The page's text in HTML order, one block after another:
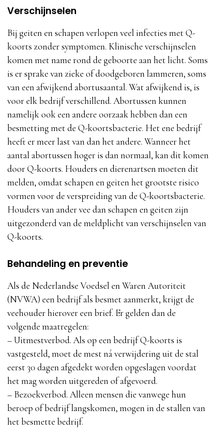
Verschijnselen
Bij geiten en schapen verlopen veel infecties met Q-
koorts zonder symptomen. Klinische verschijnselen
komen met name rond de geboorte aan het licht. Soms
is er sprake van zieke of doodgeboren lammeren, soms
van een afwijkend abortusaantal. Wat afwijkend is, is
voor elk bedrijf verschillend. Abortussen kunnen
namelijk ook een andere oorzaak hebben dan een
besmetting met de Q-koortsbacterie. Het ene bedrijf
heeft er meer last van dan het andere. Wanneer het
aantal abortussen hoger is dan normaal, kan dit komen
door Q-koorts. Houders en dierenartsen moeten dit
melden, omdat schapen en geiten het grootste risico
vormen voor de verspreiding van de Q-koortsbacterie.
Houders van ander vee dan schapen en geiten zijn
uitgezonderd van de meldplicht van verschijnselen van
Q-koorts.
Behandeling en preventie
Als de Nederlandse Voedsel en Waren Autoriteit
(NVWA) een bedrijf als besmet aanmerkt, krijgt de
veehouder hierover een brief. Er gelden dan de
volgende maatregelen:
– Uitmestverbod. Als op een bedrijf Q-koorts is
vastgesteld, moet de mest ná verwijdering uit de stal
eerst 30 dagen afgedekt worden opgeslagen voordat
het mag worden uitgereden of afgevoerd.
– Bezoekverbod. Alleen mensen die vanwege hun
beroep of bedrijf langskomen, mogen in de stallen van
het besmette bedrijf.